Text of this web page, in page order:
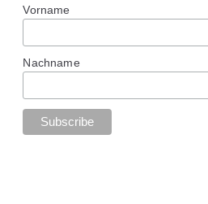
Vorname
Nachname